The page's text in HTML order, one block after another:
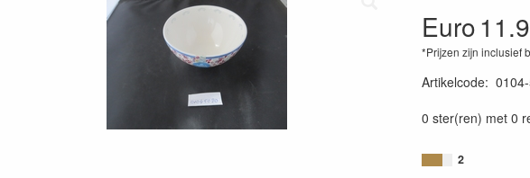
Euro
*Prijzen zijn inclusief
Artikelcode:
0 ster(ren) met 0
2